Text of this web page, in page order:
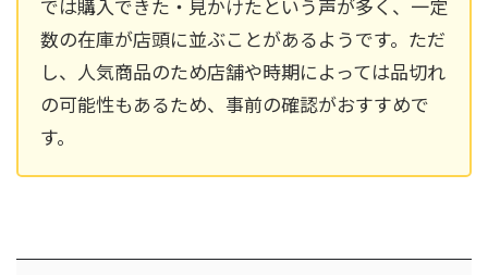
では購入できた・見かけたという声が多く、一定
数の在庫が店頭に並ぶことがあるようです。ただ
し、人気商品のため店舗や時期によっては品切れ
の可能性もあるため、事前の確認がおすすめで
す。